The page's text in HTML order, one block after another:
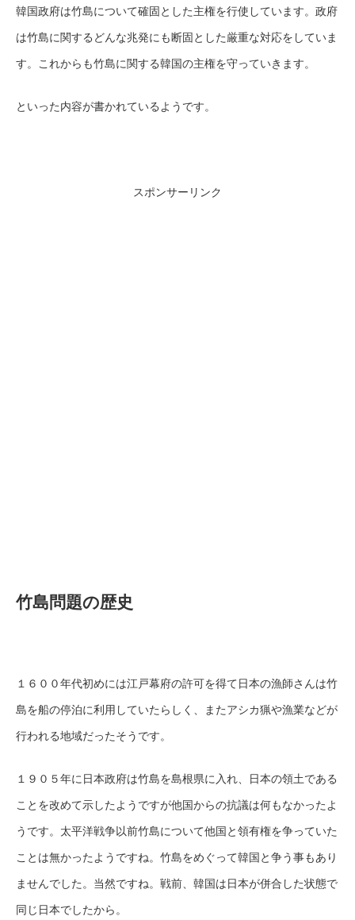
韓国政府は竹島について確固とした主権を行使しています。政府
は竹島に関するどんな兆発にも断固とした厳重な対応をしていま
す。これからも竹島に関する韓国の主権を守っていきます。
といった内容が書かれているようです。
スポンサーリンク
竹島問題の歴史
１６００年代初めには江戸幕府の許可を得て日本の漁師さんは竹
島を船の停泊に利用していたらしく、またアシカ猟や漁業などが
行われる地域だったそうです。
１９０５年に日本政府は竹島を島根県に入れ、日本の領土である
ことを改めて示したようですが他国からの抗議は何もなかったよ
うです。太平洋戦争以前竹島について他国と領有権を争っていた
ことは無かったようですね。竹島をめぐって韓国と争う事もあり
ませんでした。当然ですね。戦前、韓国は日本が併合した状態で
同じ日本でしたから。